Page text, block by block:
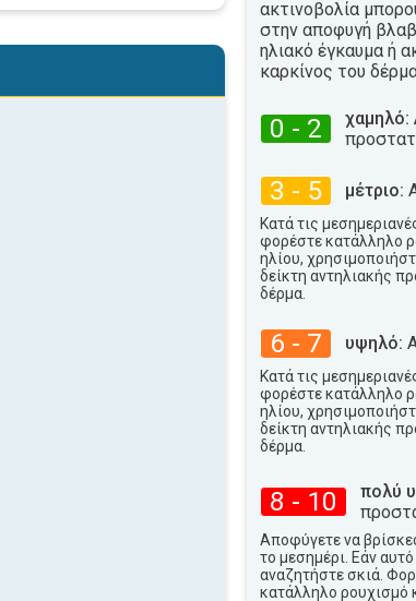
35°μέγιστη
4
ακτινοβολία
στην αποφυγή
ηλιακό έγκαυμα ή
καρκίνος του
0 - 2 χαμηλό:
3 - 5 μέτριο:
Κατά τις
φορέστε κατάλληλο
ηλίου,
δείκτη αντηλιακής
δέρμα.
6 - 7 υψηλό:
Κατά τις
φορέστε κατάλληλο
ηλίου,
δείκτη αντηλιακής
δέρμα.
8 - 10 πολύ
Αποφύγετε να
το μεσημέρι. Εάν αυτό
αναζητήστε σκιά.
κατάλληλο ρουχισμό